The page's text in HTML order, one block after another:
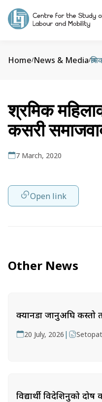
Home/News & Media/
श्रमिक
कसरी
7 March, 2020
Open link
Other News
क्यानडा जानुअघि कस्तो
20 July, 2026 |
विद्यार्थी विदेशिनुको